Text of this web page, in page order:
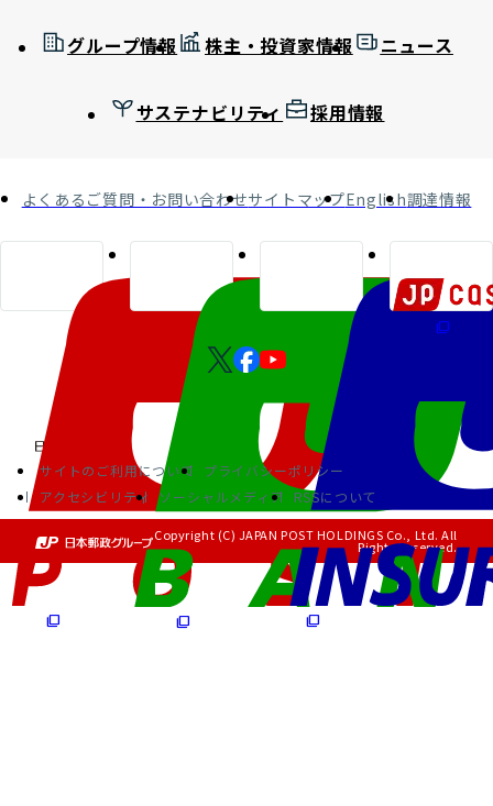
グループ情報 株主・投資家情報 ニュース
サステナビリティ 採用情報
よくあるご質問・お問い合わせサイトマップEnglish調達情報
サイトのご利用について
プライバシーポリシー
アクセシビリティ
ソーシャルメディア RSSについて
Copyright (C) JAPAN POST HOLDINGS Co., Ltd. All
Rights Reserved.